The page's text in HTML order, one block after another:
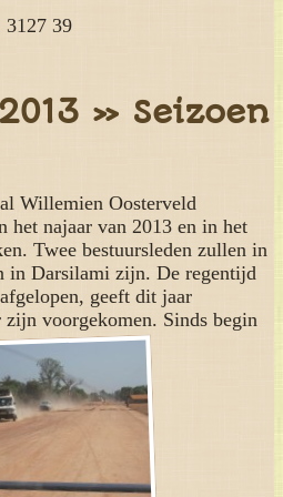
39
» Seizoen
Willemien Oosterveld
het najaar van 2013 en in het
Twee bestuursleden zullen in
in Darsilami zijn. De regentijd
geeft dit jaar
voorgekomen. Sinds begin